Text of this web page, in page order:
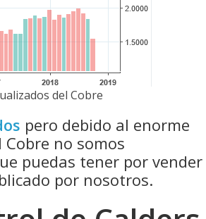
del Cobre
pero debido al enorme
no somos
puedas tener por vender
por nosotros.